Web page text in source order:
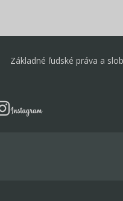
Základné ľudské práva a